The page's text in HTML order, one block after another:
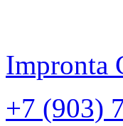
Impronta
+7 (903)